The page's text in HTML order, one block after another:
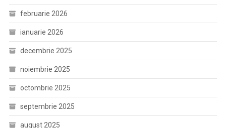
februarie 2026
ianuarie 2026
decembrie 2025
noiembrie 2025
octombrie 2025
septembrie 2025
august 2025